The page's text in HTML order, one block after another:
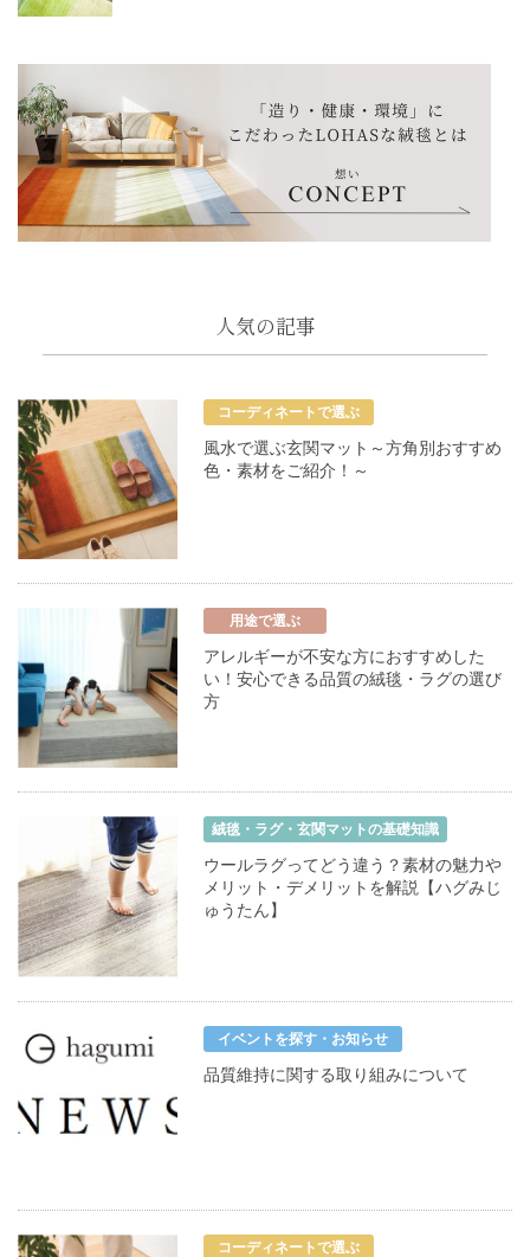
人気の記事
コーディネートで選ぶ
風水で選ぶ玄関マット～方角別おすすめ
色・素材をご紹介！～
用途で選ぶ
アレルギーが不安な方におすすめした
い！安心できる品質の絨毯・ラグの選び
方
絨毯・ラグ・玄関マットの基礎知識
ウールラグってどう違う？素材の魅力や
メリット・デメリットを解説【ハグみじ
ゅうたん】
イベントを探す・お知らせ
品質維持に関する取り組みについて
コーディネートで選ぶ